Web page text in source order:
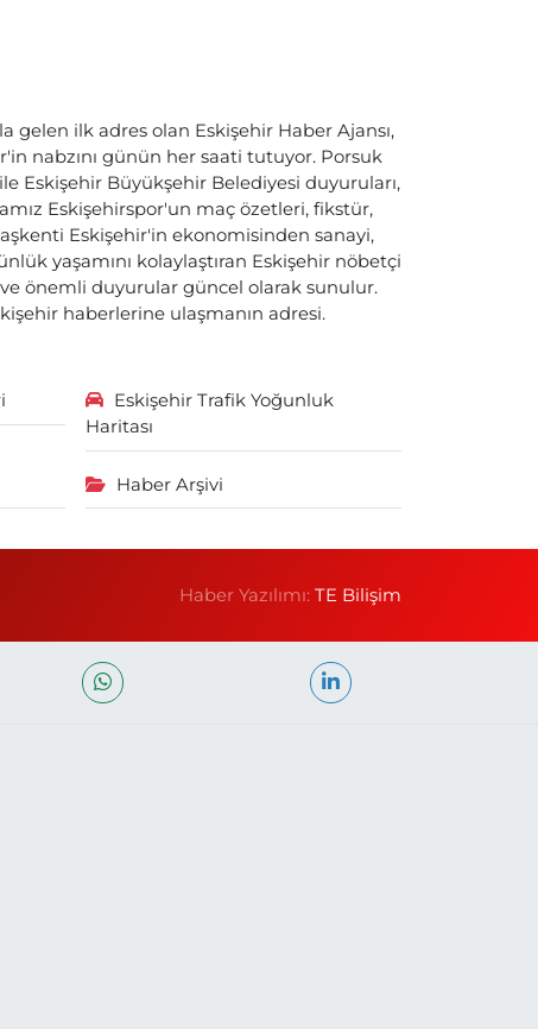
gelen ilk adres olan Eskişehir Haber Ajansı,
nabzını günün her saati tutuyor. Porsuk
Eskişehir Büyükşehir Belediyesi duyuruları,
Eskişehirspor'un maç özetleri, fikstür,
Eskişehir'in ekonomisinden sanayi,
yaşamını kolaylaştıran Eskişehir nöbetçi
önemli duyurular güncel olarak sunulur.
haberlerine ulaşmanın adresi.
Eskişehir Trafik Yoğunluk
Haritası
Haber Arşivi
Haber Yazılımı:TE Bilişim